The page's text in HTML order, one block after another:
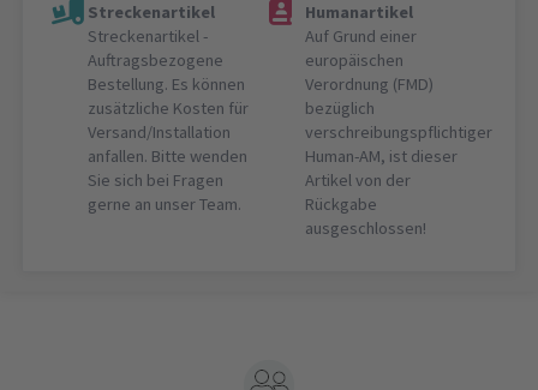
Streckenartikel
Streckenartikel -
Auftragsbezogene
Bestellung. Es können
zusätzliche Kosten für
Versand/Installation
anfallen. Bitte wenden
Sie sich bei Fragen
gerne an unser Team.
Humanartikel
Auf Grund einer
europäischen
Verordnung (FMD)
bezüglich
verschreibungspflichtiger
Human-AM, ist dieser
Artikel von der
Rückgabe
ausgeschlossen!